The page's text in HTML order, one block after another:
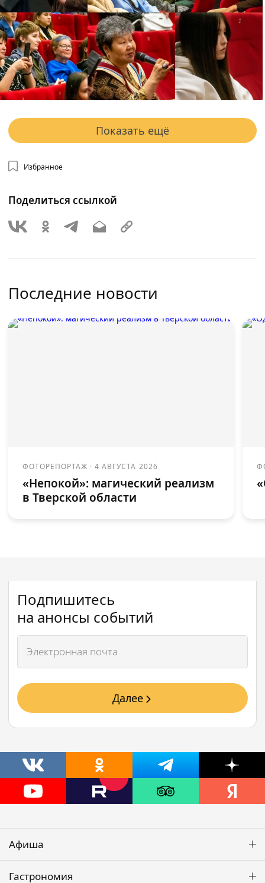
Показать ещё
Избранное
Поделиться ссылкой
Последние новости
ФОТОРЕПОРТАЖ ·4 АВГУСТА 2026
«Непокой»: магический реализм
в Тверской области
Подпишитесь
на анонсы событий
Далее
Афиша
Гастрономия